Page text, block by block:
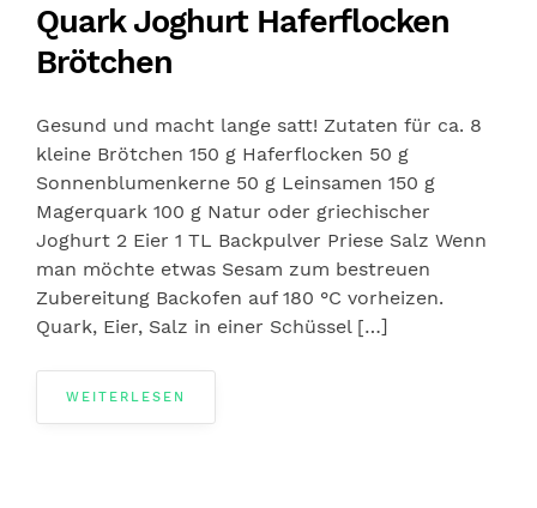
Quark Joghurt Haferflocken
Brötchen
Gesund und macht lange satt! Zutaten für ca. 8
kleine Brötchen 150 g Haferflocken 50 g
Sonnenblumenkerne 50 g Leinsamen 150 g
Magerquark 100 g Natur oder griechischer
Joghurt 2 Eier 1 TL Backpulver Priese Salz Wenn
man möchte etwas Sesam zum bestreuen
Zubereitung Backofen auf 180 °C vorheizen.
Quark, Eier, Salz in einer Schüssel […]
WEITERLESEN